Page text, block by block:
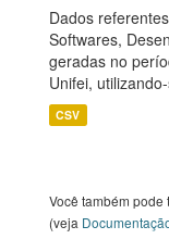
Dados
Softwares,
geradas no
Unifei,
CSV
Você também pode
(veja